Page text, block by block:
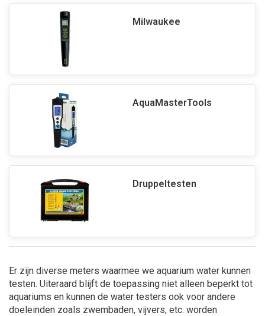
Milwaukee
AquaMasterTools
Druppeltesten
Er zijn diverse meters waarmee we aquarium water kunnen
testen. Uiteraard blijft de toepassing niet alleen beperkt tot
aquariums en kunnen de water testers ook voor andere
doeleinden zoals zwembaden, vijvers, etc. worden